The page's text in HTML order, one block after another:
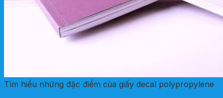
Tìm hiểu những đặc điểm của giấy decal polypropylene